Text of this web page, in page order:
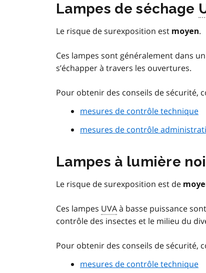
Lampes de séchage
Le risque de surexposition est moyen.
Ces lampes sont généralement dans
s’échapper à travers les ouvertures.
Pour obtenir des conseils de sécurité,
mesures de contrôle technique
mesures de contrôle
Lampes à lumière
Le risque de surexposition est de
Ces lampes UVAà basse puissance
contrôle des insectes et le milieu du
Pour obtenir des conseils de sécurité,
mesures de contrôle technique